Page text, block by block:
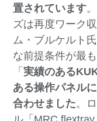
置されています
ズは再度ワーク
ム・ブルケルト
な前提条件が最
「実績のある
ある操作パネル
合わせました。